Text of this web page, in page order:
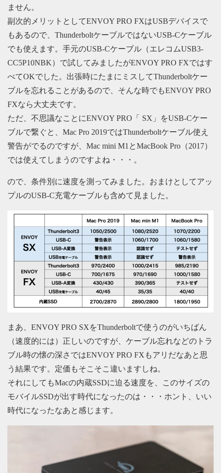
ません。
副次的メリットとしてENVOY PRO FXはUSBデバイスで
もあるので、ThunderboltケーブルではないUSB-Cケーブル
でも使えます。手元のUSB-Cケーブル（エレコムUSB3-
CC5P10NBK）で試してみましたがENVOY PRO FXではす
べてOKでした。出張時にたまにミスしてThunderboltケー
ブルを忘れることがあるので、そんな時でもENVOY PRO
FXなら大丈夫です。
ただ、不思議なことにENVOY PRO「 SX」をUSB-Cケー
ブルで繋ぐと、Mac Pro 2019ではThunderboltケーブル使え
警告がでるのですが、Mac mini M1とMacBook Pro（2017）
では使えてしまうのですよね・・・。
ので、条件別に速度を測ってみました。おまけとしてアッ
プルのUSB-C充電ケーブルも含めて見ました。
まあ、ENVOY PRO SXをThunderboltで使うのがいちばん
（速度的には）正しいのですが、ケーブル忘れなどのトラ
ブル時の懐の深さではENVOY PRO FXもアリだなあと思
う結果です。定価もそこそこ違いますしね。
それにしてもMacの内蔵SSDに迫る速度を、このサイズの
モバイルSSDが出す時代になったのは・・・ホント、いい
時代になったなあと感じます。